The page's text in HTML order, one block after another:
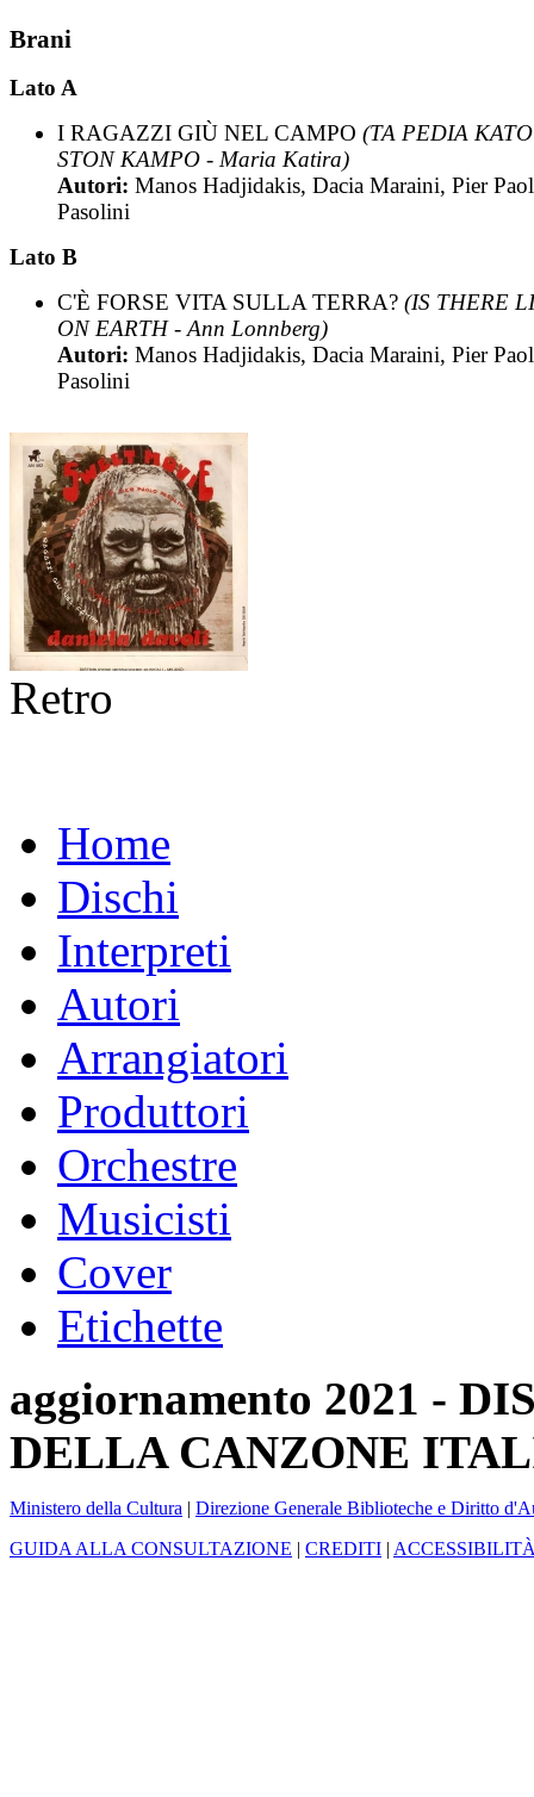
Brani
Lato A
I RAGAZZI GIÙ NEL CAMPO (TA PEDIA KATO
STON KAMPO - Maria Katira)
Autori: Manos Hadjidakis, Dacia Maraini, Pier
Pasolini
Lato B
C'È FORSE VITA SULLA TERRA? (IS THERE
ON EARTH - Ann Lonnberg)
Autori: Manos Hadjidakis, Dacia Maraini, Pier
Pasolini
Retro
Home
Dischi
Interpreti
Autori
Arrangiatori
Produttori
Orchestre
Musicisti
Cover
Etichette
aggiornamento 2021 -
DELLA CANZONE
Ministero della Cultura | Direzione Generale Biblioteche e Diritto
GUIDA ALLA CONSULTAZIONE | CREDITI |